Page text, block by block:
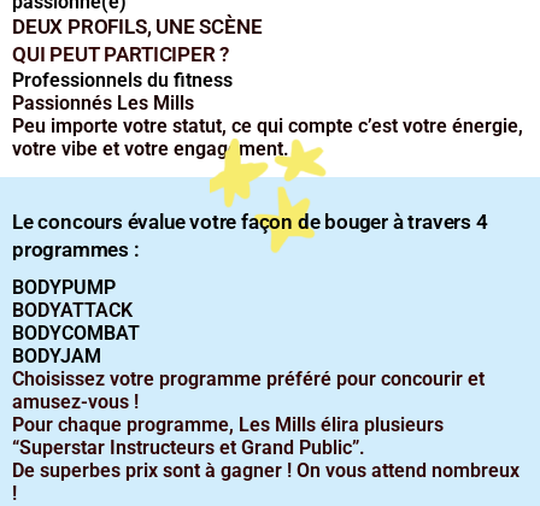
DEUX PROFILS, UNE SCÈNE
QUI PEUT PARTICIPER ?
Professionnels du fitness
Passionnés Les Mills
Peu importe votre statut, ce qui compte c’est votre énergie,
votre vibe et votre engagement.
Le concours évalue votre façon de bouger à travers 4
programmes :
BODYPUMP
BODYATTACK
BODYCOMBAT
BODYJAM
Choisissez votre programme préféré pour concourir et
amusez-vous !
Pour chaque programme, Les Mills élira plusieurs
“Superstar Instructeurs et Grand Public”.
De superbes prix sont à gagner ! On vous attend nombreux
!